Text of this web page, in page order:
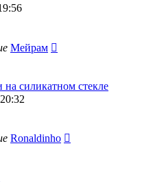
Мейрам
силикатном стекле
Ronaldinho